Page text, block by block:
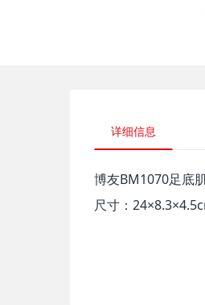
详细信息
博友BM1070足底
尺寸：